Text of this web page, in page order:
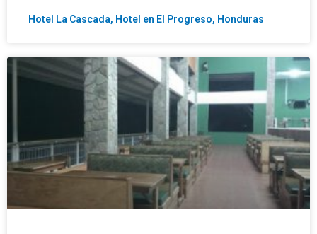
Hotel La Cascada, Hotel en El Progreso, Honduras